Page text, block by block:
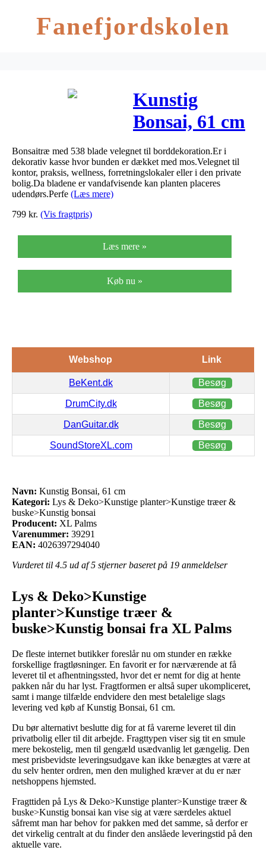
Fanefjordskolen
Kunstig
Bonsai, 61 cm
Bonsaitræ med 538 blade velegnet til borddekoration.Er i
dekorativ kasse hvor bunden er dækket med mos.Velegnet til
kontor, praksis, wellness, forretningslokaler eller i den private
bolig.Da bladene er vandafvisende kan planten placeres
udendørs.Perfe (Læs mere)
799 kr. (Vis fragtpris)
Læs mere »
Køb nu »
Webshop Link
BeKent.dk Besøg
DrumCity.dk Besøg
DanGuitar.dk Besøg
SoundStoreXL.com Besøg
Navn: Kunstig Bonsai, 61 cm
Kategori: Lys & Deko>Kunstige planter>Kunstige træer &
buske>Kunstig bonsai
Producent: XL Palms
Varenummer: 39291
EAN: 4026397294040
Vurderet til 4.5 ud af 5 stjerner baseret på 19 anmeldelser
Lys & Deko>Kunstige
planter>Kunstige træer &
buske>Kunstig bonsai fra XL Palms
De fleste internet butikker foreslår nu om stunder en række
forskellige fragtløsninger. En favorit er for nærværende at få
leveret til et afhentningssted, hvor det er nemt for dig at hente
pakken når du har lyst. Fragtformen er altså super ukompliceret,
samt i mange tilfælde endvidere den mest betalelige slags
levering ved køb af Kunstig Bonsai, 61 cm.
Du bør alternativt beslutte dig for at få varerne leveret til din
privatbolig eller til dit arbejde. Fragttypen viser sig tit en smule
mere bekostelig, men til gengæld usædvanlig let gængelig. Den
mest prisbevidste leveringsudgave kan ikke benægtes at være at
du selv henter ordren, men den mulighed kræver at du er nær
netshoppens hjemsted.
Fragttiden på Lys & Deko>Kunstige planter>Kunstige træer &
buske>Kunstig bonsai kan vise sig at være særdeles aktuel
såfremt man har behov for pakken med det samme, så derfor er
det virkelig centralt at du finder den anslåede leveringstid på den
aktuelle vare.